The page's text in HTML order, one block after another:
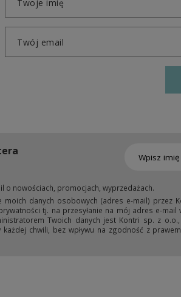
Twoje imię
Twój email
o nowościach, promocjach, wyprzedażach.
moich danych osobowych (adres e-mail)
tj. na przesyłanie na mój adres e-
Twoich danych jest Kontri sp. z
chwili, bez wpływu na zgodność z